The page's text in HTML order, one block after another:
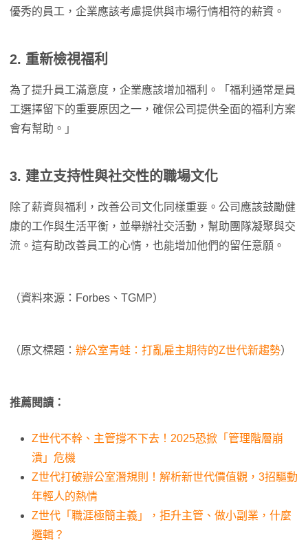
優秀的員工，企業應該考慮提供與市場行情相符的薪資。
2. 重新檢視福利
為了提升員工滿意度，企業應該增加福利。「福利通常是員
工選擇留下的重要原因之一，確保公司提供全面的福利方案
會有幫助。」
3. 建立支持性與社交性的職場文化
除了薪資與福利，改善公司文化同樣重要。公司應該鼓勵健
康的工作與生活平衡，並舉辦社交活動，幫助團隊凝聚與交
流。這有助改善員工的心情，也能增加他們的留任意願。
（資料來源：Forbes、TGMP）
（原文標題： 辦公室青蛙：打亂雇主期待的Z世代新趨勢）
推薦閱讀：
Z世代不幹、主管撐不下去！2025恐掀「管理階層崩
潰」危機
Z世代打破辦公室潛規則！解析新世代價值觀，3招驅動
年輕人的熱情
Z世代「職涯極簡主義」，拒升主管、做小副業，什麼
邏輯？